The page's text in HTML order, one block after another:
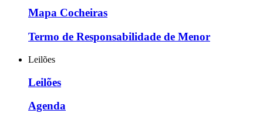
Mapa Cocheiras
Termo de Responsabilidade de Menor
Leilões
Leilões
Agenda